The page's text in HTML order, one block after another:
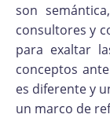
son
consultores y
para exaltar
conceptos
es diferente y
un marco de